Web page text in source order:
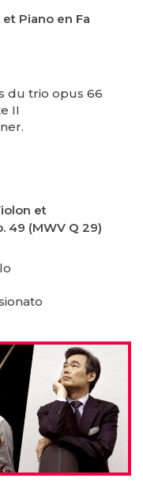
Piano en Fa
du trio opus 66
II
et
49 (MWV Q 29)